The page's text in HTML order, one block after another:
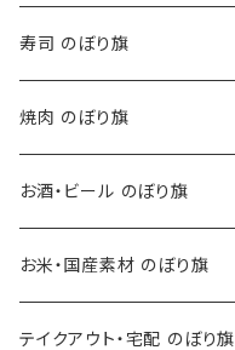
寿司 のぼり旗
焼肉 のぼり旗
お酒・ビール のぼり旗
お米・国産素材 のぼり旗
テイクアウト・宅配 のぼり旗